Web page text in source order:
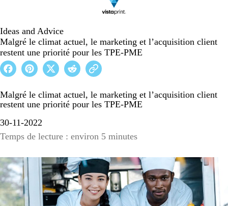
Ideas and Advice
Malgré le climat actuel, le marketing et l’acquisition client
restent une priorité pour les TPE-PME
Malgré le climat actuel, le marketing et l’acquisition client
restent une priorité pour les TPE-PME
30-11-2022
Temps de lecture : environ 5 minutes